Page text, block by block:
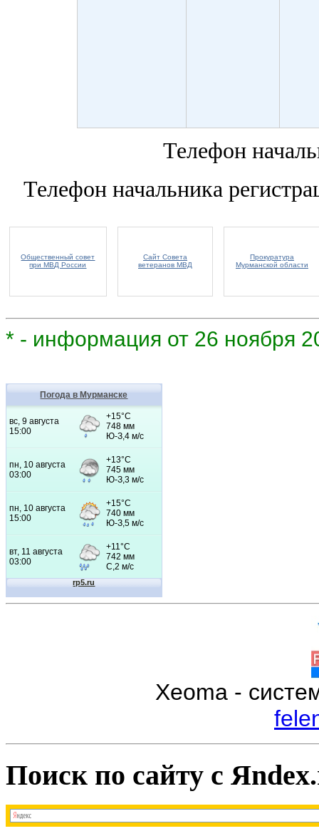
Телефон
Телефон начальника
Общественный совет
при МВД России
Сайт Совета
ветеранов МВД
Прокуратура
Мурманской области
* - информация от 26 ноября
Погода в Мурманске
Xeoma -
Поиск по сайту с